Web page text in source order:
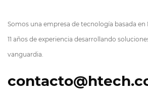
Somos una empresa de tecnología basada
11 años de experiencia desarrollando
vanguardia.